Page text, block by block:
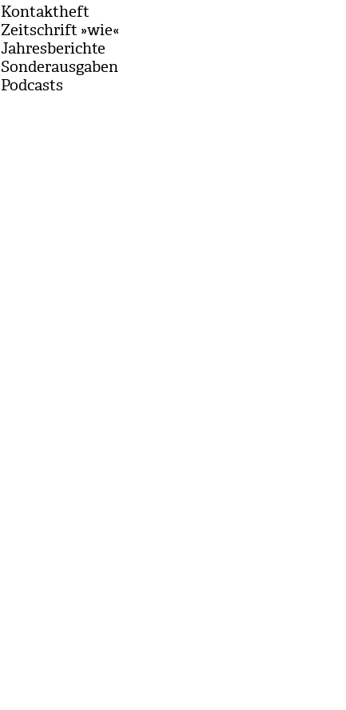
Kontaktheft
Zeitschrift »wie«
Jahresberichte
Sonderausgaben
Podcasts